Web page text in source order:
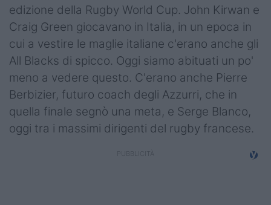
Champions Cup
Challenge Cup
World Rugby
Rugby World Cup
Super Rugby
edizione della Rugby World Cup. John Kirwan e
Craig Green giocavano in Italia, in un epoca in
cui a vestire le maglie italiane c'erano anche gli
All Blacks di spicco. Oggi siamo abituati un po'
meno a vedere questo. C'erano anche Pierre
Berbizier, futuro coach degli Azzurri, che in
quella finale segnò una meta, e Serge Blanco,
oggi tra i massimi dirigenti del rugby francese.